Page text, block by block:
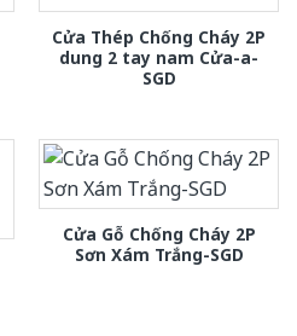
Cửa Thép Chống Cháy 2P
dung 2 tay nam Cửa-a-
SGD
Cửa Gỗ Chống Cháy 2P
Sơn Xám Trắng-SGD